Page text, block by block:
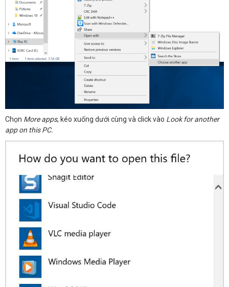
Chọn More apps, kéo xuống dưới cùng và click vào Look for another
app on this PC.